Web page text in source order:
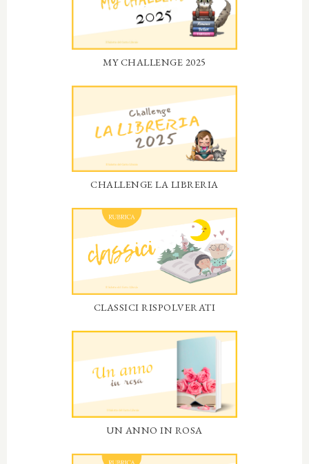
MY CHALLENGE 2025
CHALLENGE LA LIBRERIA
CLASSICI RISPOLVERATI
UN ANNO IN ROSA